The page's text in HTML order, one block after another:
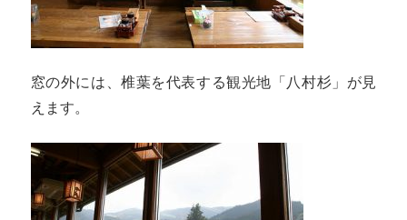
窓の外には、椎葉を代表する観光地「八村杉」が見
えます。